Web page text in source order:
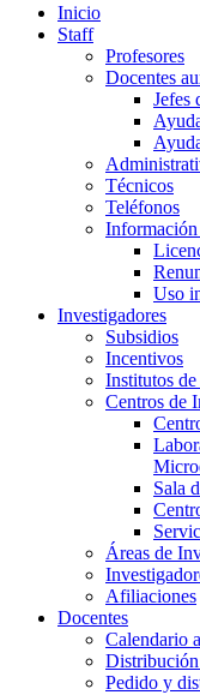
Inicio
Staff
Profesores
Docentes
Jefes
Técnicos
Teléfonos
Información
Uso
Investigadores
Subsidios
Incentivos
Institutos
Centros de
Sala
Áreas de
Afiliaciones
Docentes
Calendario
Distribución
Pedido y